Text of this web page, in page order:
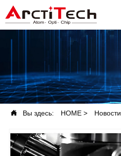
 Вы здесь: HOME > Новости